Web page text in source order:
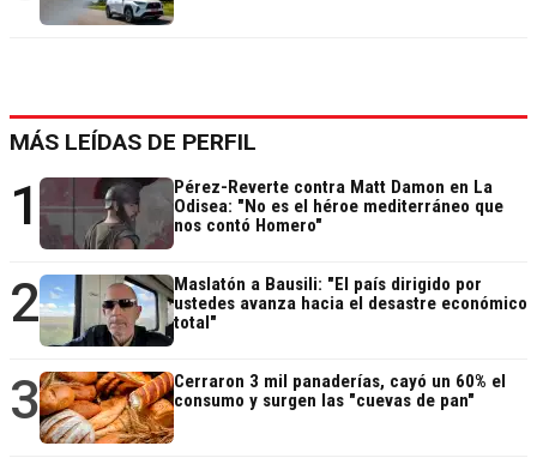
MÁS LEÍDAS DE PERFIL
1
Pérez-Reverte contra Matt Damon en La
Odisea: "No es el héroe mediterráneo que
nos contó Homero"
2
Maslatón a Bausili: "El país dirigido por
ustedes avanza hacia el desastre económico
total"
3
Cerraron 3 mil panaderías, cayó un 60% el
consumo y surgen las "cuevas de pan"